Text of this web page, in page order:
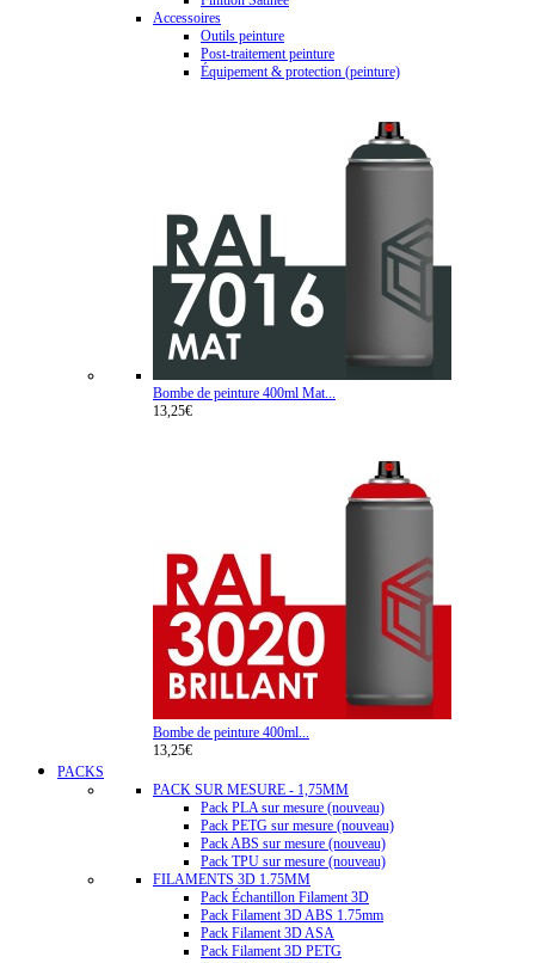
Accessoires
Outils peinture
Post-traitement peinture
Équipement & protection (peinture)
Bombe de peinture 400ml Mat...
13,25€
Bombe de peinture 400ml...
13,25€
PACKS
PACK SUR MESURE - 1,75MM
Pack PLA sur mesure (nouveau)
Pack PETG sur mesure (nouveau)
Pack ABS sur mesure (nouveau)
Pack TPU sur mesure (nouveau)
FILAMENTS 3D 1.75MM
Pack Échantillon Filament 3D
Pack Filament 3D ABS 1.75mm
Pack Filament 3D ASA
Pack Filament 3D PETG